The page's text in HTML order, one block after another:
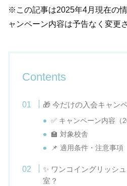
※この記事は2025年4月現在の
ャンペーン内容は予告なく変更
Contents
🎁 今だけの入会キャン
✅ キャンペーン内容（
🏫 対象校舎
📌 適用条件・注意事項
✨ ワンコイングリッシ
室？